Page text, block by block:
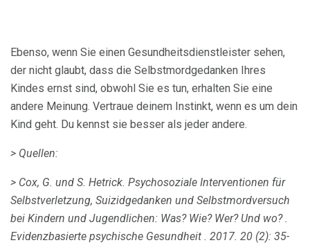
Ebenso, wenn Sie einen Gesundheitsdienstleister sehen,
der nicht glaubt, dass die Selbstmordgedanken Ihres
Kindes ernst sind, obwohl Sie es tun, erhalten Sie eine
andere Meinung. Vertraue deinem Instinkt, wenn es um dein
Kind geht. Du kennst sie besser als jeder andere.
> Quellen:
> Cox, G. und S. Hetrick. Psychosoziale Interventionen für
Selbstverletzung, Suizidgedanken und Selbstmordversuch
bei Kindern und Jugendlichen: Was? Wie? Wer? Und wo? .
Evidenzbasierte psychische Gesundheit . 2017. 20 (2): 35-